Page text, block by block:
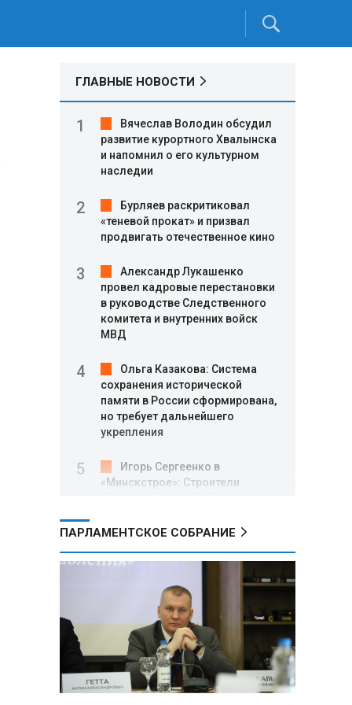
ГЛАВНЫЕ НОВОСТИ
Вячеслав Володин обсудил
развитие курортного Хвалынска
и напомнил о его культурном
наследии
Бурляев раскритиковал
«теневой прокат» и призвал
продвигать отечественное кино
Александр Лукашенко
провел кадровые перестановки
в руководстве Следственного
комитета и внутренних войск
МВД
Ольга Казакова: Система
сохранения исторической
памяти в России сформирована,
но требует дальнейшего
укрепления
Игорь Сергеенко в
«Минскстрое»: Строители
в улучшении охраны труда
МИД РФ: Поездка
Зеленского в США не принесла
ожидаемых результатов
Белорусские школьники
собрали первые «космические»
томаты из семян, побывавших
на орбите
ПАРЛАМЕНТСКОЕ СОБРАНИЕ